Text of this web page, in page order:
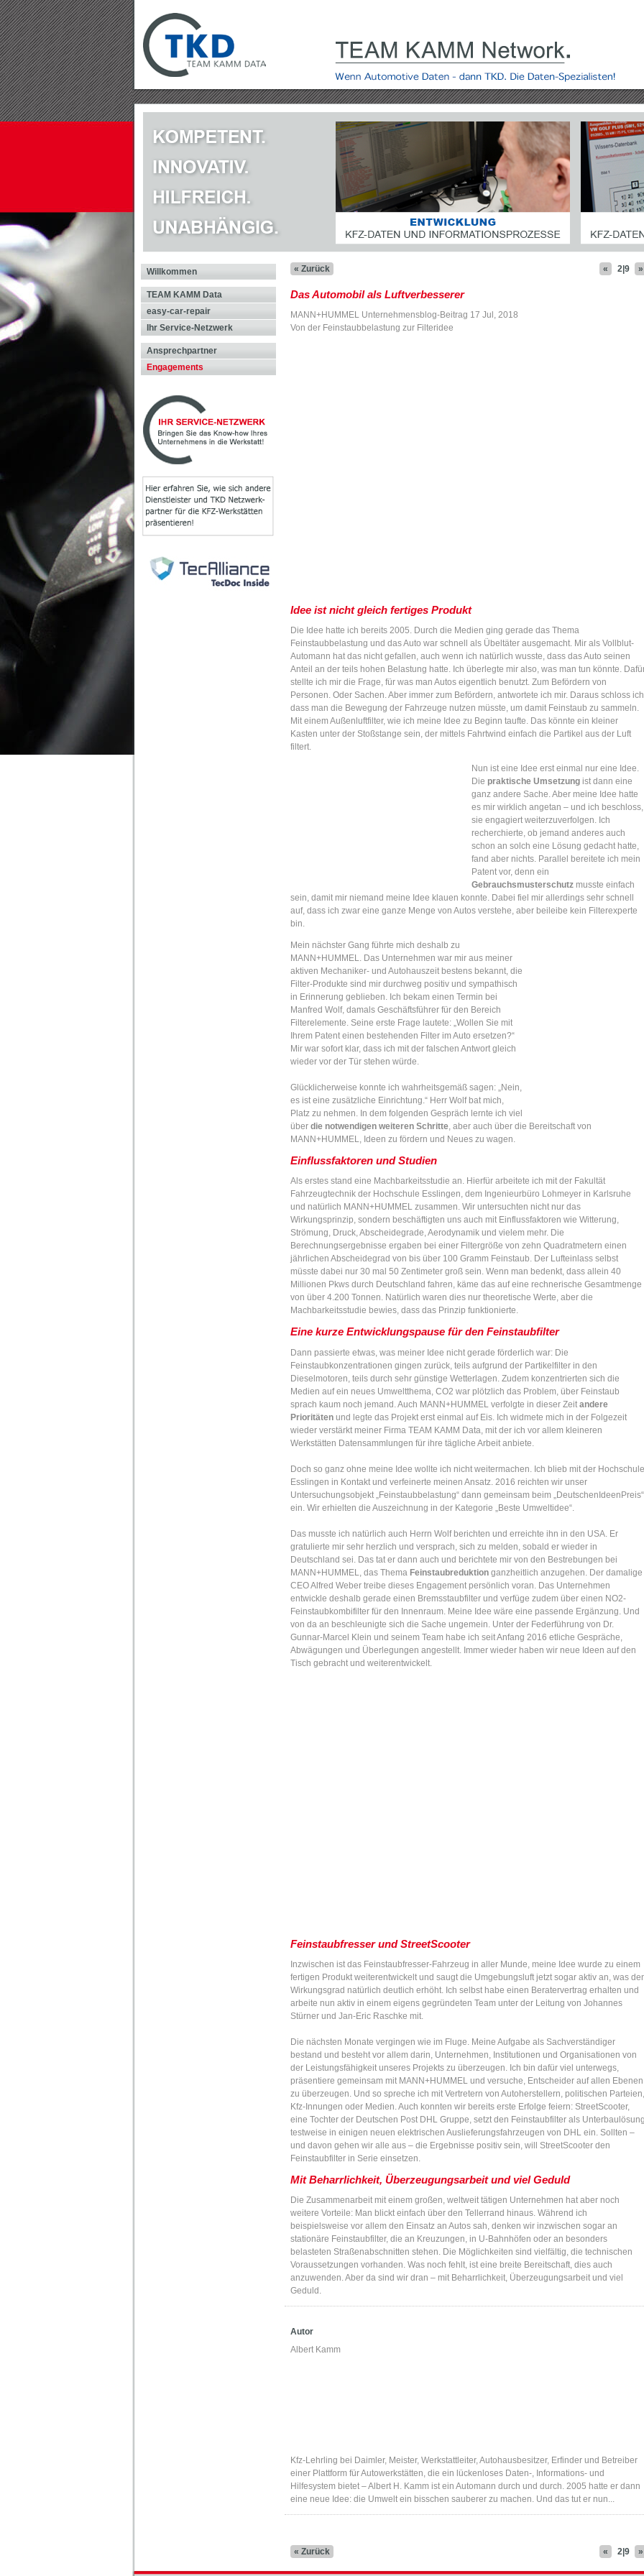
Willkommen
TEAM KAMM Data
easy-car-repair
Ihr Service-Netzwerk
Ansprechpartner
Engagements
« Zurück « 2|9 »
Das Automobil als Luftverbesserer
MANN+HUMMEL Unternehmensblog-Beitrag 17 Jul, 2018
Von der Feinstaubbelastung zur Filteridee
Idee ist nicht gleich fertiges Produkt
Die Idee hatte ich bereits 2005. Durch die Medien ging gerade das Thema
Feinstaubbelastung und das Auto war schnell als Übeltäter ausgemacht. Mir als Vollblut-
Automann hat das nicht gefallen, auch wenn ich natürlich wusste, dass das Auto seinen
Anteil an der teils hohen Belastung hatte. Ich überlegte mir also, was man tun könnte.
stellte ich mir die Frage, für was man Autos eigentlich benutzt. Zum Befördern von
Personen. Oder Sachen. Aber immer zum Befördern, antwortete ich mir. Daraus schloss
dass man die Bewegung der Fahrzeuge nutzen müsste, um damit Feinstaub zu sammeln.
Mit einem Außenluftfilter, wie ich meine Idee zu Beginn taufte. Das könnte ein kleiner
Kasten unter der Stoßstange sein, der mittels Fahrtwind einfach die Partikel aus der Luft
filtert.
Nun ist eine Idee erst einmal nur eine Idee.
Die praktische Umsetzung ist dann eine
ganz andere Sache. Aber meine Idee hatte
es mir wirklich angetan – und ich beschloss,
sie engagiert weiterzuverfolgen. Ich
recherchierte, ob jemand anderes auch
schon an solch eine Lösung gedacht hatte,
fand aber nichts. Parallel bereitete ich mein
Patent vor, denn ein
Gebrauchsmusterschutz musste einfach
sein, damit mir niemand meine Idee klauen konnte. Dabei fiel mir allerdings sehr schnell
auf, dass ich zwar eine ganze Menge von Autos verstehe, aber beileibe kein Filterexperte
bin.
Mein nächster Gang führte mich deshalb zu
MANN+HUMMEL. Das Unternehmen war mir aus meiner
aktiven Mechaniker- und Autohauszeit bestens bekannt, die
Filter-Produkte sind mir durchweg positiv und sympathisch
in Erinnerung geblieben. Ich bekam einen Termin bei
Manfred Wolf, damals Geschäftsführer für den Bereich
Filterelemente. Seine erste Frage lautete: „Wollen Sie mit
Ihrem Patent einen bestehenden Filter im Auto ersetzen?“
Mir war sofort klar, dass ich mit der falschen Antwort gleich
wieder vor der Tür stehen würde.
Glücklicherweise konnte ich wahrheitsgemäß sagen: „Nein,
es ist eine zusätzliche Einrichtung.“ Herr Wolf bat mich,
Platz zu nehmen. In dem folgenden Gespräch lernte ich viel
über die notwendigen weiteren Schritte, aber auch über die Bereitschaft von
MANN+HUMMEL, Ideen zu fördern und Neues zu wagen.
Einflussfaktoren und Studien
Als erstes stand eine Machbarkeitsstudie an. Hierfür arbeitete ich mit der Fakultät
Fahrzeugtechnik der Hochschule Esslingen, dem Ingenieurbüro Lohmeyer in Karlsruhe
und natürlich MANN+HUMMEL zusammen. Wir untersuchten nicht nur das
Wirkungsprinzip, sondern beschäftigten uns auch mit Einflussfaktoren wie Witterung,
Strömung, Druck, Abscheidegrade, Aerodynamik und vielem mehr. Die
Berechnungsergebnisse ergaben bei einer Filtergröße von zehn Quadratmetern einen
jährlichen Abscheidegrad von bis über 100 Gramm Feinstaub. Der Lufteinlass selbst
müsste dabei nur 30 mal 50 Zentimeter groß sein. Wenn man bedenkt, dass allein 40
Millionen Pkws durch Deutschland fahren, käme das auf eine rechnerische Gesamtmenge
von über 4.200 Tonnen. Natürlich waren dies nur theoretische Werte, aber die
Machbarkeitsstudie bewies, dass das Prinzip funktionierte.
Eine kurze Entwicklungspause für den Feinstaubfilter
Dann passierte etwas, was meiner Idee nicht gerade förderlich war: Die
Feinstaubkonzentrationen gingen zurück, teils aufgrund der Partikelfilter in den
Dieselmotoren, teils durch sehr günstige Wetterlagen. Zudem konzentrierten sich die
Medien auf ein neues Umweltthema, CO2 war plötzlich das Problem, über Feinstaub
sprach kaum noch jemand. Auch MANN+HUMMEL verfolgte in dieser Zeit andere
Prioritäten und legte das Projekt erst einmal auf Eis. Ich widmete mich in der Folgezeit
wieder verstärkt meiner Firma TEAM KAMM Data, mit der ich vor allem kleineren
Werkstätten Datensammlungen für ihre tägliche Arbeit anbiete.
Doch so ganz ohne meine Idee wollte ich nicht weitermachen. Ich blieb mit der Hochschule
Esslingen in Kontakt und verfeinerte meinen Ansatz. 2016 reichten wir unser
Untersuchungsobjekt „Feinstaubbelastung“ dann gemeinsam beim „DeutschenIdeenPreis“
ein. Wir erhielten die Auszeichnung in der Kategorie „Beste Umweltidee“.
Das musste ich natürlich auch Herrn Wolf berichten und erreichte ihn in den USA. Er
gratulierte mir sehr herzlich und versprach, sich zu melden, sobald er wieder in
Deutschland sei. Das tat er dann auch und berichtete mir von den Bestrebungen bei
MANN+HUMMEL, das Thema Feinstaubreduktion ganzheitlich anzugehen. Der damalige
CEO Alfred Weber treibe dieses Engagement persönlich voran. Das Unternehmen
entwickle deshalb gerade einen Bremsstaubfilter und verfüge zudem über einen NO2-
Feinstaubkombifilter für den Innenraum. Meine Idee wäre eine passende Ergänzung. Und
von da an beschleunigte sich die Sache ungemein. Unter der Federführung von Dr.
Gunnar-Marcel Klein und seinem Team habe ich seit Anfang 2016 etliche Gespräche,
Abwägungen und Überlegungen angestellt. Immer wieder haben wir neue Ideen auf den
Tisch gebracht und weiterentwickelt.
Feinstaubfresser und StreetScooter
Inzwischen ist das Feinstaubfresser-Fahrzeug in aller Munde, meine Idee wurde zu einem
fertigen Produkt weiterentwickelt und saugt die Umgebungsluft jetzt sogar aktiv an, was
Wirkungsgrad natürlich deutlich erhöht. Ich selbst habe einen Beratervertrag erhalten und
arbeite nun aktiv in einem eigens gegründeten Team unter der Leitung von Johannes
Stürner und Jan-Eric Raschke mit.
Die nächsten Monate vergingen wie im Fluge. Meine Aufgabe als Sachverständiger
bestand und besteht vor allem darin, Unternehmen, Institutionen und Organisationen von
der Leistungsfähigkeit unseres Projekts zu überzeugen. Ich bin dafür viel unterwegs,
präsentiere gemeinsam mit MANN+HUMMEL und versuche, Entscheider auf allen Ebenen
zu überzeugen. Und so spreche ich mit Vertretern von Autoherstellern, politischen Parteien,
Kfz-Innungen oder Medien. Auch konnten wir bereits erste Erfolge feiern: StreetScooter,
eine Tochter der Deutschen Post DHL Gruppe, setzt den Feinstaubfilter als
testweise in einigen neuen elektrischen Auslieferungsfahrzeugen von DHL ein. Sollten –
und davon gehen wir alle aus – die Ergebnisse positiv sein, will StreetScooter den
Feinstaubfilter in Serie einsetzen.
Mit Beharrlichkeit, Überzeugungsarbeit und viel Geduld
Die Zusammenarbeit mit einem großen, weltweit tätigen Unternehmen hat aber noch
weitere Vorteile: Man blickt einfach über den Tellerrand hinaus. Während ich
beispielsweise vor allem den Einsatz an Autos sah, denken wir inzwischen sogar an
stationäre Feinstaubfilter, die an Kreuzungen, in U-Bahnhöfen oder an besonders
belasteten Straßenabschnitten stehen. Die Möglichkeiten sind vielfältig, die technischen
Voraussetzungen vorhanden. Was noch fehlt, ist eine breite Bereitschaft, dies auch
anzuwenden. Aber da sind wir dran – mit Beharrlichkeit, Überzeugungsarbeit und viel
Geduld.
Autor
Albert Kamm
Kfz-Lehrling bei Daimler, Meister, Werkstattleiter, Autohausbesitzer, Erfinder und Betreiber
einer Plattform für Autowerkstätten, die ein lückenloses Daten-, Informations- und
Hilfesystem bietet – Albert H. Kamm ist ein Automann durch und durch. 2005 hatte er dann
eine neue Idee: die Umwelt ein bisschen sauberer zu machen. Und das tut er nun...
« Zurück « 2|9 »